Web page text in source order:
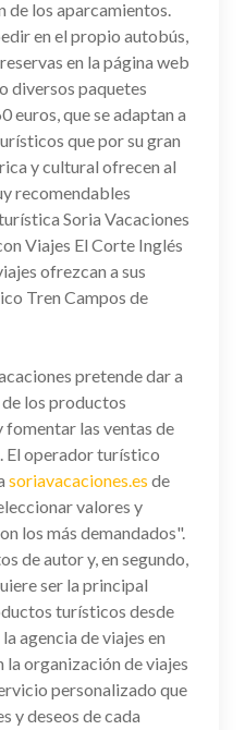
de los aparcamientos.
en el propio autobús,
en la página web
diversos paquetes
euros, que se adaptan a
que por su gran
y cultural ofrecen al
recomendables
Soria Vacaciones
Viajes El Corte Inglés
ofrezcan a sus
Tren Campos de
pretende dar a
los productos
las ventas de
El operador turístico
soriavacaciones.es de
valores y
los más demandados".
de autor y, en segundo,
ser la principal
turísticos desde
agencia de viajes en
la organización de viajes
personalizado que
y deseos de cada